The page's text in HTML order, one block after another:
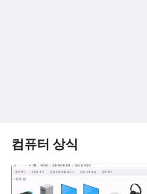
컴퓨터 상식